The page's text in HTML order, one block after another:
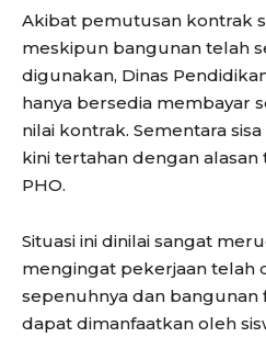
Akibat pemutusan kontrak
meskipun bangunan telah
digunakan, Dinas
hanya bersedia membayar
nilai kontrak. Sementara
kini tertahan dengan
PHO.
Situasi ini dinilai sangat
mengingat pekerjaan telah
sepenuhnya dan
dapat dimanfaatkan oleh